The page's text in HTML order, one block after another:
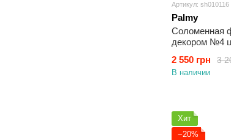
Артикул: sh010116
Palmy
Соломенная
декором №4
3
2 550 грн
В наличии
Хит
−20%